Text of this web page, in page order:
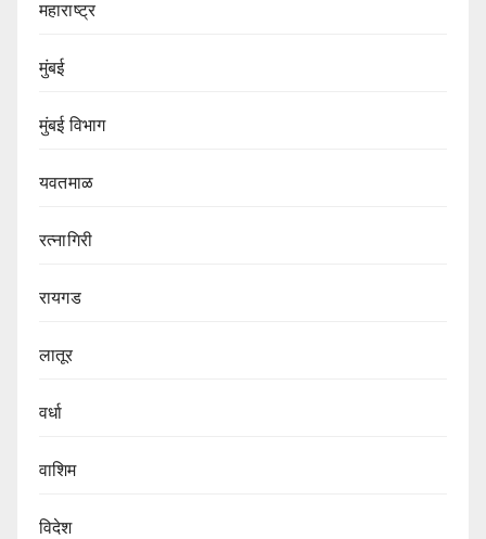
महाराष्ट्र
मुंबई
मुंबई विभाग‌
यवतमाळ
रत्नागिरी
रायगड
लातूर
वर्धा
वाशिम
विदेश